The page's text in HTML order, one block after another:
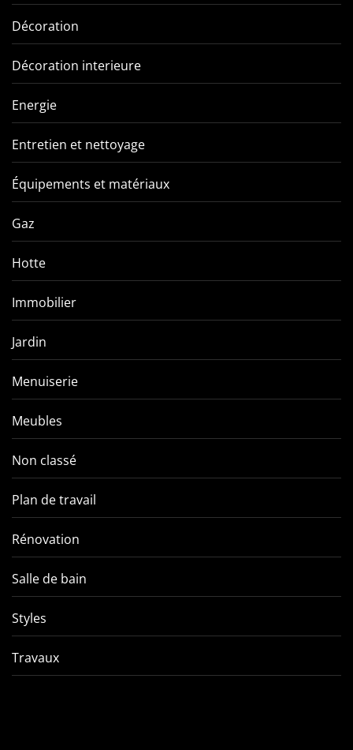
Décoration
Décoration interieure
Energie
Entretien et nettoyage
Équipements et matériaux
Gaz
Hotte
Immobilier
Jardin
Menuiserie
Meubles
Non classé
Plan de travail
Rénovation
Salle de bain
Styles
Travaux